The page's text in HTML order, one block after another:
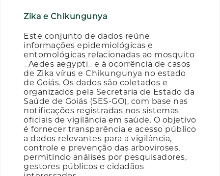
Zika e Chikungunya
Este conjunto de dados reúne
informações epidemiológicas e
entomológicas relacionadas ao mosquito
_Aedes aegypti_ e à ocorrência de casos
de Zika vírus e Chikungunya no estado
de Goiás. Os dados são coletados e
organizados pela Secretaria de Estado da
Saúde de Goiás (SES-GO), com base nas
notificações registradas nos sistemas
oficiais de vigilância em saúde. O objetivo
é fornecer transparência e acesso público
a dados relevantes para a vigilância,
controle e prevenção das arboviroses,
permitindo análises por pesquisadores,
gestores públicos e cidadãos